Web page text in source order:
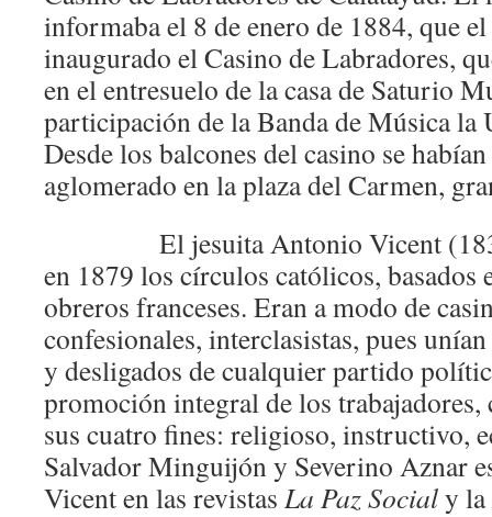
informaba el 8 de enero de 1884, que
inaugurado el Casino de Labradores,
en el entresuelo de la casa de Saturio
participación de la Banda de Música
Desde los balcones del casino se
aglomerado en la plaza del Carmen,
El jesuita Antonio Vicent
en 1879 los círculos católicos, basados
obreros franceses. Eran a modo de
confesionales, interclasistas, pues
y desligados de cualquier partido
promoción integral de los
sus cuatro fines: religioso, instructivo,
Salvador Minguijón y Severino Aznar
Vicent en las revistas La Paz Socialy la